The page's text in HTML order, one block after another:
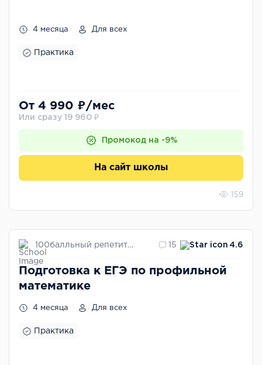
4 месяца Для всех
Практика
От 4 990 ₽/мес
Или сразу 19 960 ₽
Промокод на -9%
На сайт школы
159
100балльный репетитор 15 4.6
Подготовка к ЕГЭ по профильной
математике
4 месяца Для всех
Практика